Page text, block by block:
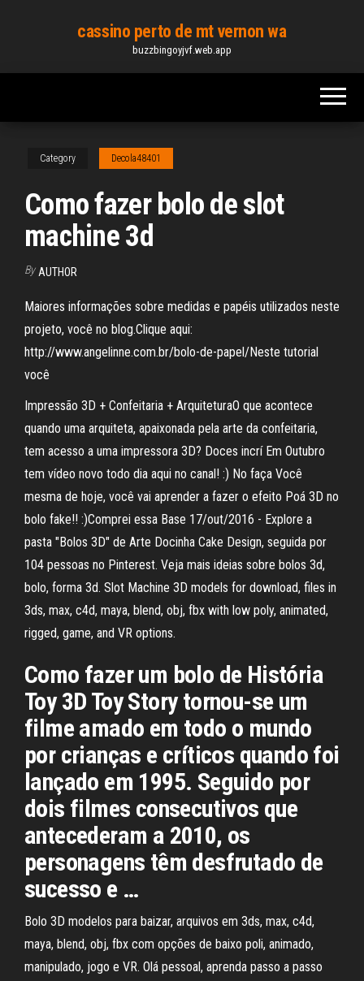
content
cassino perto de mt vernon wa
buzzbingoyjvf.web.app
Category Decola48401
Como fazer bolo de slot
machine 3d
By AUTHOR
Maiores informações sobre medidas e papéis utilizados neste
projeto, você no blog.Clique aqui:
http://www.angelinne.com.br/bolo-de-papel/Neste tutorial
você
Impressão 3D + Confeitaria + ArquiteturaO que acontece
quando uma arquiteta, apaixonada pela arte da confeitaria,
tem acesso a uma impressora 3D? Doces incrí Em Outubro
tem vídeo novo todo dia aqui no canal! :) No faça Você
mesma de hoje, você vai aprender a fazer o efeito Poá 3D no
bolo fake!! :)Comprei essa Base 17/out/2016 - Explore a
pasta "Bolos 3D" de Arte Docinha Cake Design, seguida por
104 pessoas no Pinterest. Veja mais ideias sobre bolos 3d,
bolo, forma 3d. Slot Machine 3D models for download, files in
3ds, max, c4d, maya, blend, obj, fbx with low poly, animated,
rigged, game, and VR options.
Como fazer um bolo de História
Toy 3D Toy Story tornou-se um
filme amado em todo o mundo
por crianças e críticos quando foi
lançado em 1995. Seguido por
dois filmes consecutivos que
antecederam a 2010, os
personagens têm desfrutado de
sucesso e …
Bolo 3D modelos para baizar, arquivos em 3ds, max, c4d,
maya, blend, obj, fbx com opções de baixo poli, animado,
manipulado, jogo e VR. Olá pessoal, aprenda passo a passo